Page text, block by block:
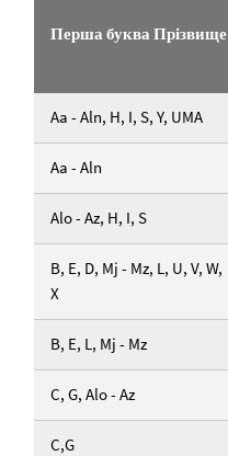
Перша букваПрізвище
Aa - Aln, H, I, S, Y, UMA
Aa - Aln
Alo - Az, H, I, S
B, E, D, Mj - Mz, L, U, V, W,
X
B, E, L, Mj - Mz
C, G, Alo - Az
C,G